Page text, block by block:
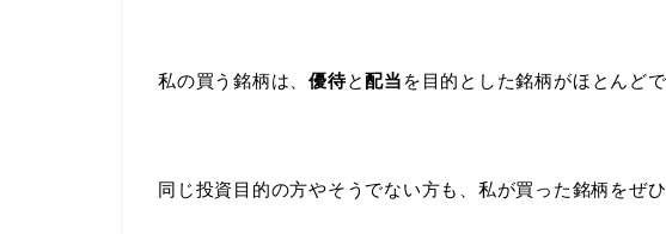
私の買う銘柄は、優待と配当 を目的とした銘柄がほとんどで
同じ投資目的の方やそうでない方も、私が買った銘柄をぜひ